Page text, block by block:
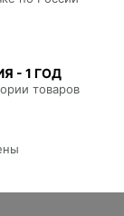
- 1 ГОД
товаров